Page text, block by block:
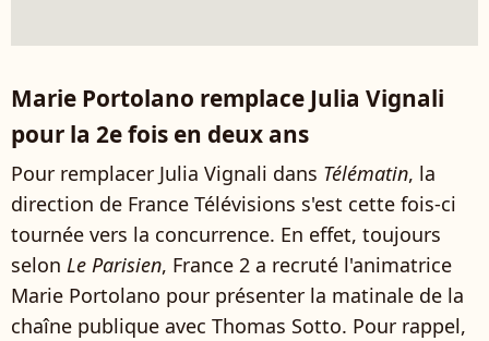
Marie Portolano remplace Julia Vignali
pour la 2e fois en deux ans
Pour remplacer Julia Vignali dans Télématin, la
direction de France Télévisions s'est cette fois-ci
tournée vers la concurrence. En effet, toujours
selon Le Parisien, France 2 a recruté l'animatrice
Marie Portolano pour présenter la matinale de la
chaîne publique avec Thomas Sotto. Pour rappel,